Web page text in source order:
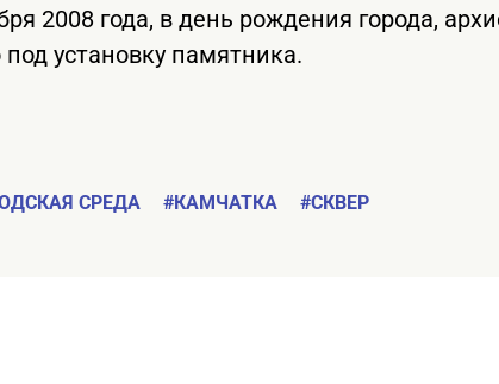
2008 года, в день рождения города,
установку памятника.
СРЕДА #КАМЧАТКА #СКВЕР